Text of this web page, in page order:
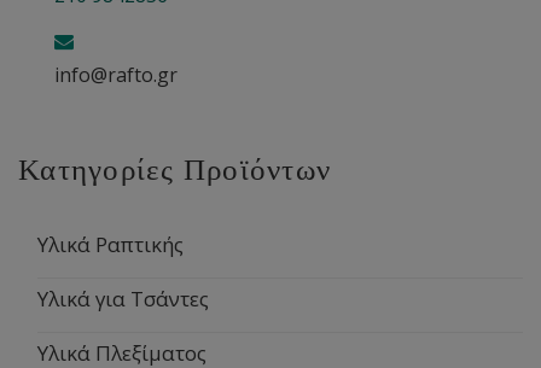
info@rafto.gr
Κατηγορίες Προϊόντων
Υλικά Ραπτικής
Υλικά για Τσάντες
Υλικά Πλεξίματος